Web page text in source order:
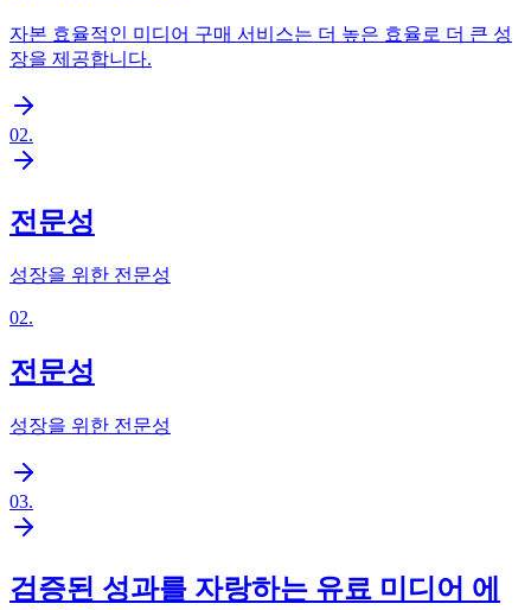
자본 효율적인 미디어 구매 서비스는 더 높은 효율로 더 큰 성
장을 제공합니다.
02.
전문성
성장을 위한 전문성
02.
전문성
성장을 위한 전문성
03.
검증된 성과를 자랑하는 유료 미디어 에